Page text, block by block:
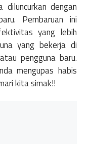
dengan
Pembaruan ini
yang lebih
yang bekerja di
pengguna baru.
mengupas habis
kita simak!!